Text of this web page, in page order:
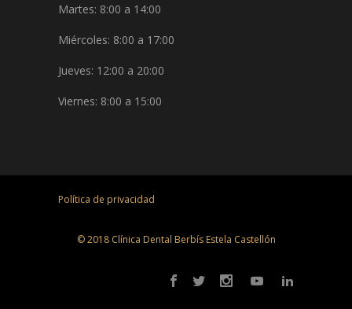
Martes: 8:00 a 14:00
Miércoles: 8:00 a 17:00
Jueves: 12:00 a 20:00
Viernes: 8:00 a 15:00
Política de privacidad
© 2018 Clínica Dental Berbís Estela Castellón